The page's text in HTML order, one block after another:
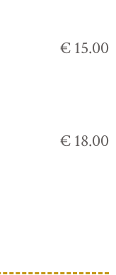
€ 15.00
€ 18.00